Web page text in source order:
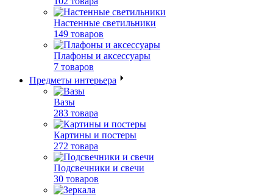
Настенные светильники
149 товаров
Плафоны и аксессуары
7 товаров
Предметы интерьера
Вазы
283 товара
Картины и постеры
272 товара
Подсвечники и свечи
30 товаров